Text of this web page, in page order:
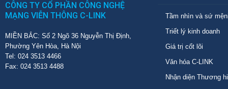
CÔNG TY CỔ PHẦN CÔNG NGHỆ
MẠNG VIỄN THÔNG C-LINK
MIỀN BẮC: Số 2 Ngõ 36 Nguyễn Thị Định,
Phường Yên Hòa, Hà Nội
Tel: 024 3513 4466
Fax: 024 3513 4488
Tầm nhìn và sứ
Triết lý kinh doanh
Giá trị cốt lõi
Văn hóa C-LINK
Nhận diện Thương